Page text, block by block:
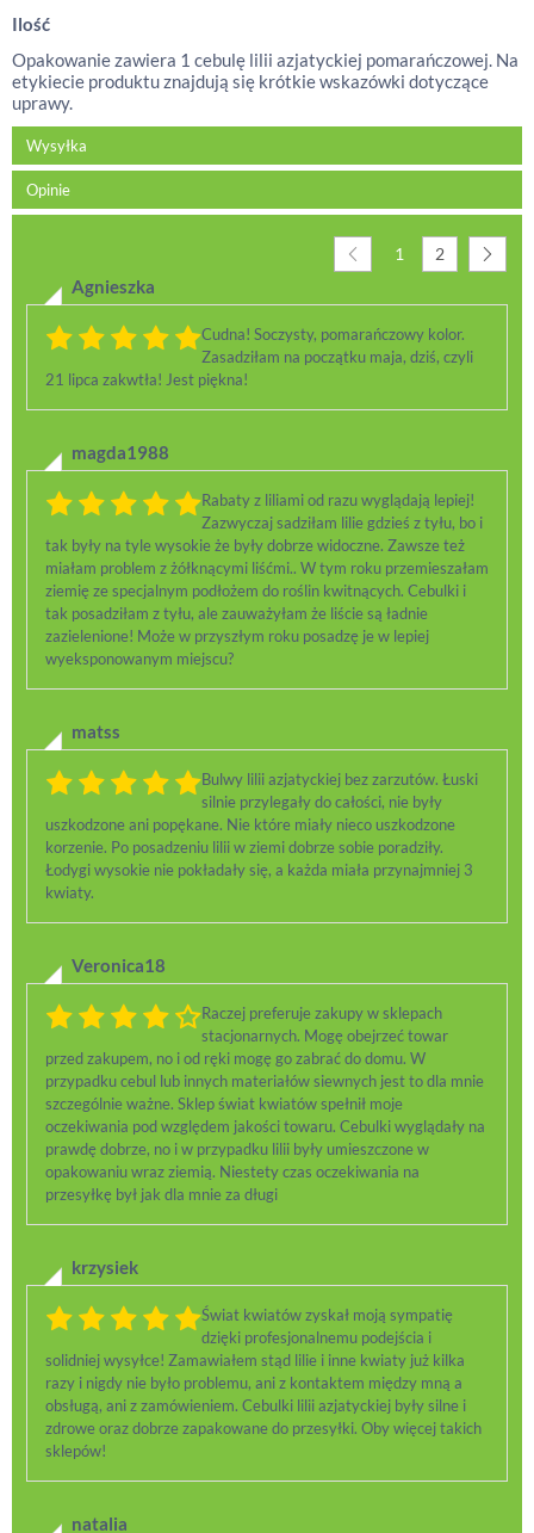
Ilość
Opakowanie zawiera 1 cebulę lilii azjatyckiej pomarańczowej. Na
etykiecie produktu znajdują się krótkie wskazówki dotyczące
uprawy.
Wysyłka
Opinie
1 2
Agnieszka
Cudna! Soczysty, pomarańczowy kolor.
Zasadziłam na początku maja, dziś, czyli
21 lipca zakwtła! Jest piękna!
magda1988
Rabaty z liliami od razu wyglądają lepiej!
Zazwyczaj sadziłam lilie gdzieś z tyłu, bo i
tak były na tyle wysokie że były dobrze widoczne. Zawsze też
miałam problem z żółknącymi liśćmi.. W tym roku przemieszałam
ziemię ze specjalnym podłożem do roślin kwitnących. Cebulki i
tak posadziłam z tyłu, ale zauważyłam że liście są ładnie
zazielenione! Może w przyszłym roku posadzę je w lepiej
wyeksponowanym miejscu?
matss
Bulwy lilii azjatyckiej bez zarzutów. Łuski
silnie przylegały do całości, nie były
uszkodzone ani popękane. Nie które miały nieco uszkodzone
korzenie. Po posadzeniu lilii w ziemi dobrze sobie poradziły.
Łodygi wysokie nie pokładały się, a każda miała przynajmniej 3
kwiaty.
Veronica18
Raczej preferuje zakupy w sklepach
stacjonarnych. Mogę obejrzeć towar
przed zakupem, no i od ręki mogę go zabrać do domu. W
przypadku cebul lub innych materiałów siewnych jest to dla mnie
szczególnie ważne. Sklep świat kwiatów spełnił moje
oczekiwania pod względem jakości towaru. Cebulki wyglądały na
prawdę dobrze, no i w przypadku lilii były umieszczone w
opakowaniu wraz ziemią. Niestety czas oczekiwania na
przesyłkę był jak dla mnie za długi
krzysiek
Świat kwiatów zyskał moją sympatię
dzięki profesjonalnemu podejścia i
solidniej wysyłce! Zamawiałem stąd lilie i inne kwiaty już kilka
razy i nigdy nie było problemu, ani z kontaktem między mną a
obsługą, ani z zamówieniem. Cebulki lilii azjatyckiej były silne i
zdrowe oraz dobrze zapakowane do przesyłki. Oby więcej takich
sklepów!
natalia